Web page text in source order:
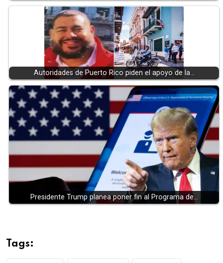
Autoridades de Puerto Rico piden el apoyo de la…
Presidente Trump planea poner fin al Programa de…
Tags: